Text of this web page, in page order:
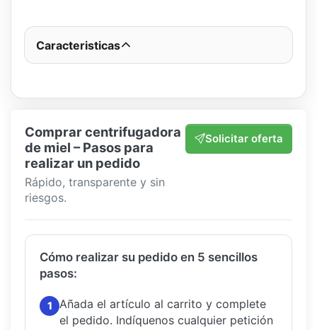
Caracteristicas
Comprar centrifugadora
de miel – Pasos para
realizar un pedido
Rápido, transparente y sin
riesgos.
Solicitar oferta
Cómo realizar su pedido en 5 sencillos
pasos:
1
Añada el artículo al carrito y complete
el pedido. Indíquenos cualquier petición